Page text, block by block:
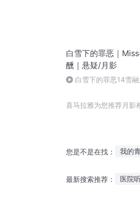
白雪下的罪恶｜
醺｜悬疑/月影
白雪下的罪恶14雪
喜马拉雅为您推荐月影
您是不是在找： 我的
最新搜索推荐： 医院